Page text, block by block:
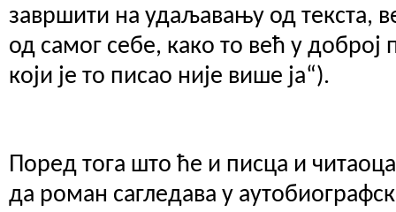
завршити на удаљавању од текста,
од самог себе, како то већ у доброј
који је то писао није више ја“).
Поред тога што ће и писца и
да роман сагледава у